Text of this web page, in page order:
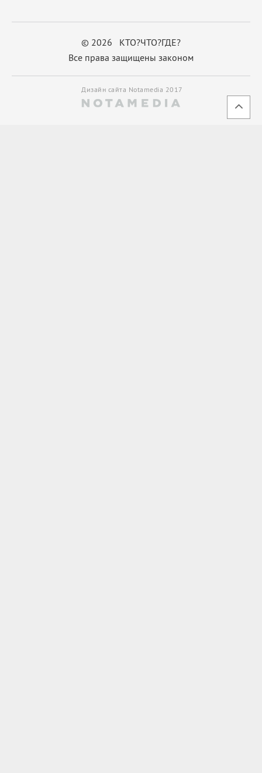
© 2026 КТО?ЧТО?ГДЕ?
Все права защищены законом
Дизайн сайта Notamedia 2017